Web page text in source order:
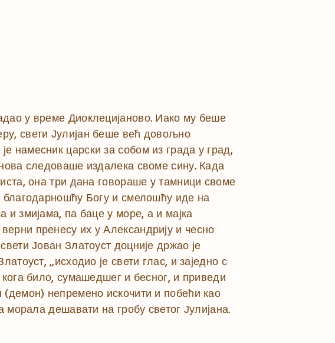
у време Диоклецијаново. Иако му беше
свети Јулијан беше већ довољно
намесник царски за собом из града у град,
следоваше издалека своме сину. Када
она три дана говораше у тамници своме
благодарношћу Богу и смелошћу иде на
и змијама, па баце у море, а и мајка
пренесу их у Александрију и чесно
Јован Златоуст доцније држао је
„исходио је свети глас, и заједно с
кога било, сумашедшег и бесног, и приведи
непремено искочити и побећи као
морала дешавати на гробу светог Јулијана.